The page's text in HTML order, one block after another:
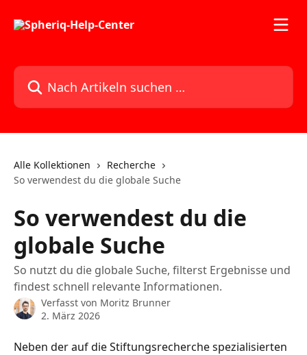
Nach Artikeln suchen …
Alle Kollektionen
Recherche
So verwendest du die globale Suche
So verwendest du die
globale Suche
So nutzt du die globale Suche, filterst Ergebnisse und
findest schnell relevante Informationen.
Verfasst von Moritz Brunner
2. März 2026
Neben der auf die Stiftungsrecherche spezialisierten